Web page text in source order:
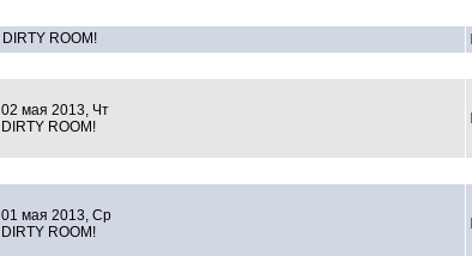
DIRTY ROOM!
02 мая 2013, Чт
DIRTY ROOM!
01 мая 2013, Ср
DIRTY ROOM!